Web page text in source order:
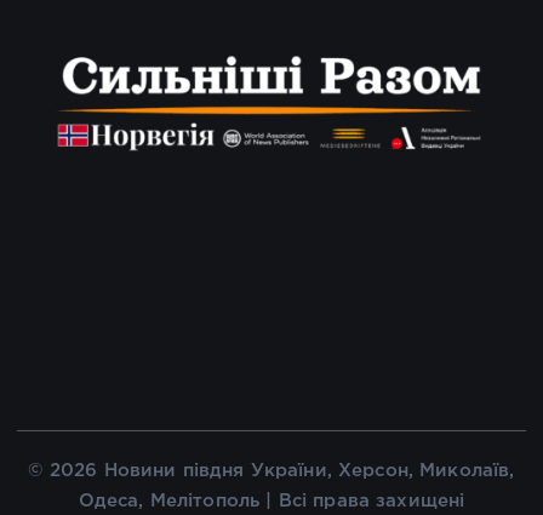
© 2026 Новини півдня України, Херсон, Миколаїв,
Одеса, Мелітополь | Всі права захищені